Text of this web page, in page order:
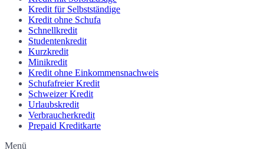
Kredit für Selbstständige
Kredit ohne Schufa
Schnellkredit
Studentenkredit
Kurzkredit
Minikredit
Kredit ohne Einkommensnachweis
Schufafreier Kredit
Schweizer Kredit
Urlaubskredit
Verbraucherkredit
Prepaid Kreditkarte
Menü